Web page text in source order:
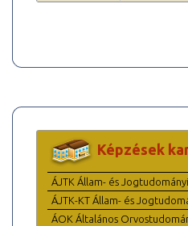
Képzések
ÁJTK Állam- és
ÁJTK-KT Állam- és
ÁOK Általános